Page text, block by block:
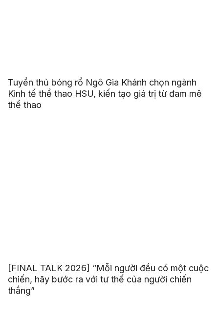
Tuyển thủ bóng rổ Ngô Gia Khánh chọn ngành
Kinh tế thể thao HSU, kiến tạo giá trị từ đam mê
thể thao
[FINAL TALK 2026] “Mỗi người đều có một cuộc
chiến, hãy bước ra với tư thế của người chiến
thắng”